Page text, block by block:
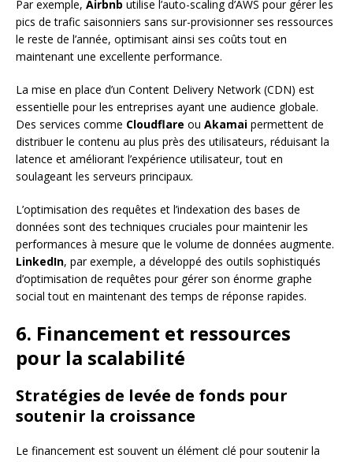
Par exemple, Airbnb utilise l’auto-scaling d’AWS pour gérer les
pics de trafic saisonniers sans sur-provisionner ses ressources
le reste de l’année, optimisant ainsi ses coûts tout en
maintenant une excellente performance.
La mise en place d’un Content Delivery Network (CDN) est
essentielle pour les entreprises ayant une audience globale.
Des services comme Cloudflare ou Akamai permettent de
distribuer le contenu au plus près des utilisateurs, réduisant la
latence et améliorant l’expérience utilisateur, tout en
soulageant les serveurs principaux.
L’optimisation des requêtes et l’indexation des bases de
données sont des techniques cruciales pour maintenir les
performances à mesure que le volume de données augmente.
LinkedIn, par exemple, a développé des outils sophistiqués
d’optimisation de requêtes pour gérer son énorme graphe
social tout en maintenant des temps de réponse rapides.
6. Financement et ressources
pour la scalabilité
Stratégies de levée de fonds pour
soutenir la croissance
Le financement est souvent un élément clé pour soutenir la